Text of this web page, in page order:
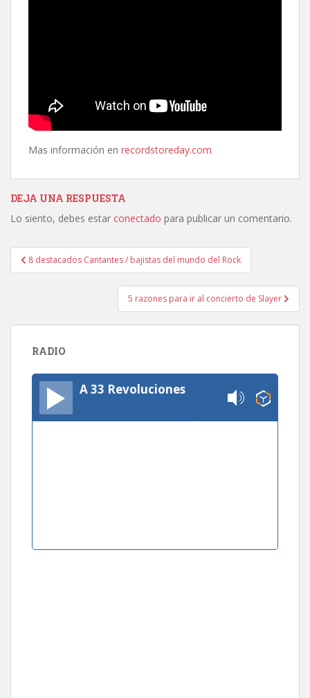
Mas información en recordstoreday.com
DEJA UNA RESPUESTA
Lo siento, debes estar conectado para publicar un comentario.
Navegación
de
8 destacados Cantantes / bajistas del mundo del Rock
5 razones para ir al concierto de Slayer
RADIO
A 33 Revoluciones